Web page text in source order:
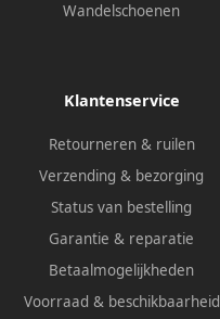
Wandelschoenen
Klantenservice
Retourneren & ruilen
Verzending & bezorging
Status van bestelling
Garantie & reparatie
Betaalmogelijkheden
Voorraad & beschikbaarheid